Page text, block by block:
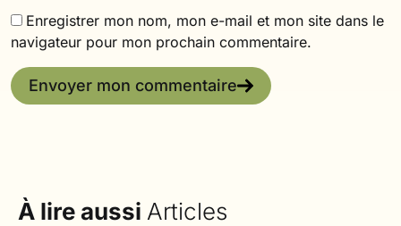
Enregistrer mon nom, mon e-mail et mon site dans le
navigateur pour mon prochain commentaire.
Envoyer mon commentaire
À lire aussi Articles